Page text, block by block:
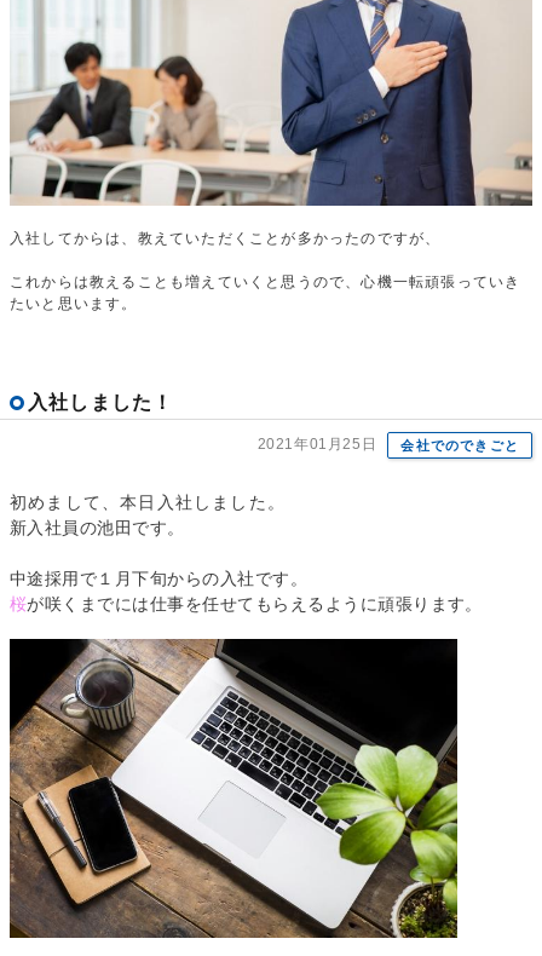
入社してからは、教えていただくことが多かったのですが、
これからは教えることも増えていくと思うので、心機一転頑張っていき
たいと思います。
入社しました！
2021年01月25日 会社でのできごと
初めまして、本日入社しました。
新入社員の池田です。
中途採用で１月下旬からの入社です。
桜が咲くまでには仕事を任せてもらえるように頑張ります。